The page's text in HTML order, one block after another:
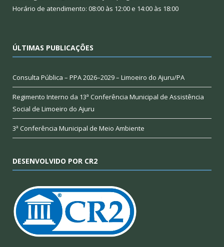
Horário de atendimento: 08:00 às 12:00 e 14:00 às 18:00
ÚLTIMAS PUBLICAÇÕES
Consulta Pública – PPA 2026–2029 – Limoeiro do Ajuru/PA
Regimento Interno da 13ª Conferência Municipal de Assistência
Social de Limoeiro do Ajuru
3ª Conferência Municipal de Meio Ambiente
DESENVOLVIDO POR CR2